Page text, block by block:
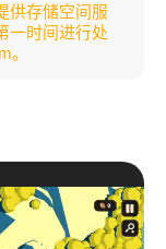
供存储空间服
一时间进行处
。